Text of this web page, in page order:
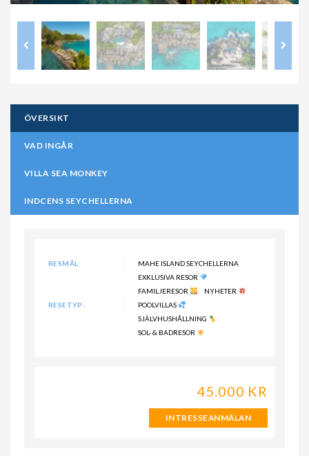
ÖVERSIKT
VAD INGÅR
VILLA SEA MONKEY
INDCENS SEYCHELLERNA
RESMÅL: MAHE ISLAND SEYCHELLERNA
RESETYP:
EXKLUSIVA RESOR
FAMILJERESOR
NYHETER
POOLVILLAS
SJÄLVHUSHÅLLNING
SOL- & BADRESOR
45.000 KR
INTRESSEANMÄLAN